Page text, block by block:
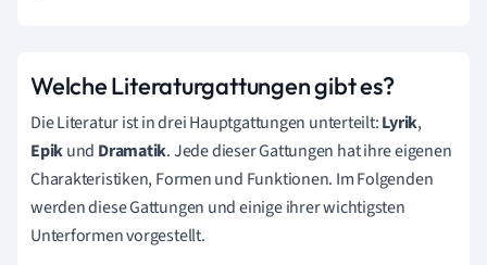
Welche Literaturgattungen gibt es?
Die Literatur ist in drei Hauptgattungen unterteilt:Lyrik,
Epikund Dramatik. Jede dieser Gattungen hat ihre eigenen
Charakteristiken, Formen und Funktionen. Im Folgenden
werden diese Gattungen und einige ihrer wichtigsten
Unterformen vorgestellt.